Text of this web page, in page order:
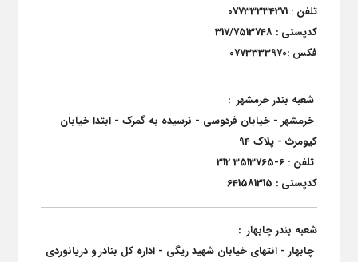
تلفن : 07733334271
کدپستی : 317/7513748
فکس :0773333970
شعبه بندر خرمشهر :
خرمشهر - خیابان فردوسی - نرسیده به گمرک - ابتدا خیابان
کیومرث - پلاک 94
تلفن : 6-3513765 312
کدپستی : 641581315
شعبه بندر چابهار :
چابهار - انتهای خیابان شهید ریگی - اداره کل بنادر و دریانوردی